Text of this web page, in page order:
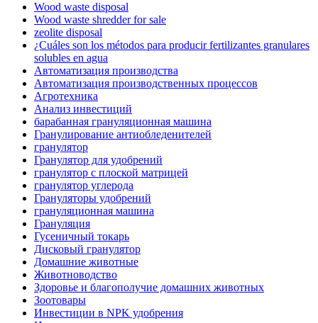
Wood waste disposal
Wood waste shredder for sale
zeolite disposal
¿Cuáles son los métodos para producir fertilizantes granulares
solubles en agua
Автоматизация производства
Автоматизация производственных процессов
Агротехника
Анализ инвестиций
барабанная грануляционная машина
Гранулирование антиобледенителей
гранулятор
Гранулятор для удобрений
гранулятор с плоской матрицей
гранулятор углерода
Грануляторы удобрений
грануляционная машина
Грануляция
Гусеничный токарь
Дисковый гранулятор
Домашние животные
Животноводство
Здоровье и благополучие домашних животных
Зоотовары
Инвестиции в NPK удобрения